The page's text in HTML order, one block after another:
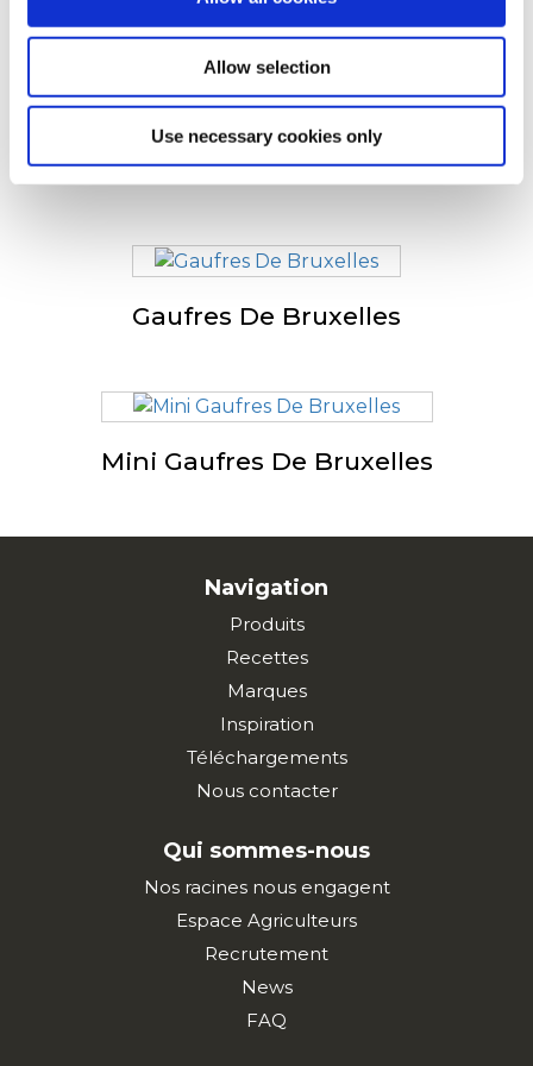
Allow selection
Use necessary cookies only
D'autres ont également
Gaufres de Liège
Gaufres De Bruxelles
Mini Gaufres De Bruxelles
Navigation
Produits
Recettes
Marques
Inspiration
Téléchargements
Nous contacter
Qui sommes-nous
Nos racines nous engagent
Espace Agriculteurs
Recrutement
News
FAQ